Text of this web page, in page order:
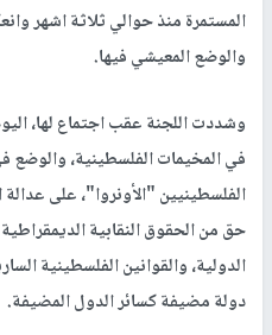
المستمرة منذ حوالي ثلاثة اشهر
والوضع المعيشي فيها.
وشددت اللجنة عقب اجتماع لها،
في المخيمات الفلسطينية،
الفلسطينيين "الأونروا"، على
حق من الحقوق النقابية الديمقراطية
الدولية، والقوانين الفلسطينية
دولة مضيفة كسائر الدول المضيفة.